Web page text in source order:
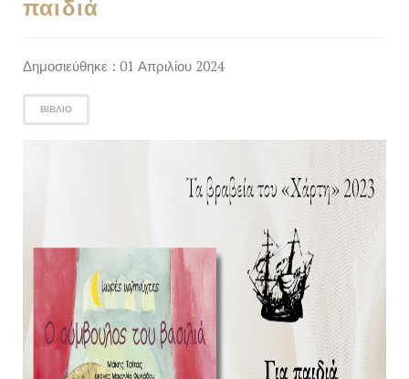
παιδιά
Δημοσιεύθηκε : 01 Απριλίου 2024
ΒΙΒΛΊΟ